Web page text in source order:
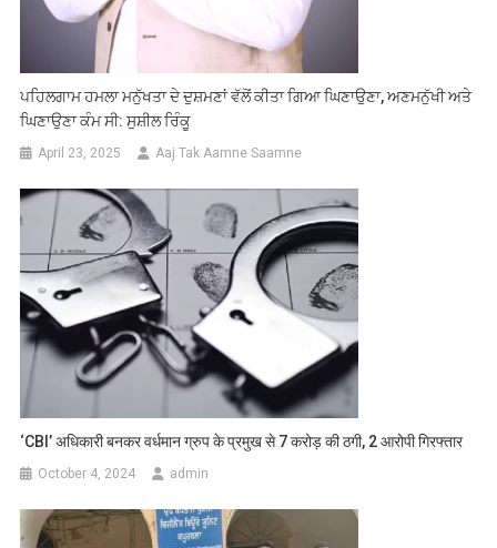
ਪਹਿਲਗਾਮ ਹਮਲਾ ਮਨੁੱਖਤਾ ਦੇ ਦੁਸ਼ਮਣਾਂ ਵੱਲੋਂ ਕੀਤਾ ਗਿਆ ਘਿਣਾਉਣਾ, ਅਣਮਨੁੱਖੀ ਅਤੇ
ਘਿਣਾਉਣਾ ਕੰਮ ਸੀ: ਸੁਸ਼ੀਲ ਰਿੰਕੂ
April 23, 2025 Aaj Tak Aamne Saamne
‘CBI’ अधिकारी बनकर वर्धमान ग्रुप के प्रमुख से 7 करोड़ की ठगी, 2 आरोपी गिरफ्तार
October 4, 2024 admin